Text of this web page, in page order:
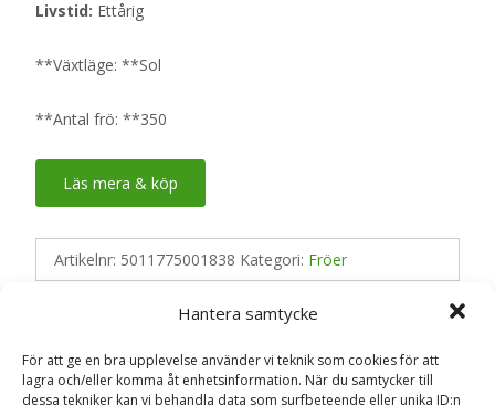
Hantera samtycke
För att ge en bra upplevelse använder vi teknik som cookies för att
lagra och/eller komma åt enhetsinformation. När du samtycker till
dessa tekniker kan vi behandla data som surfbeteende eller unika ID:n
Livstid: Ettårig
**Växtläge: **Sol
**Antal frö: **350
Läs mera & köp
Artikelnr: 5011775001838 Kategori: Fröer